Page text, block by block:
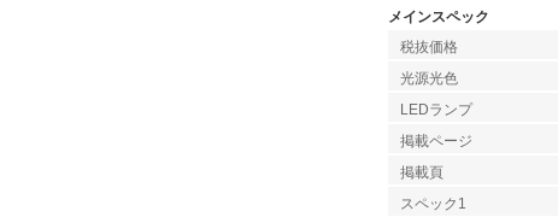
メインスペック
税抜価格
光源光色
LEDランプ
掲載ページ
掲載頁
スペック1